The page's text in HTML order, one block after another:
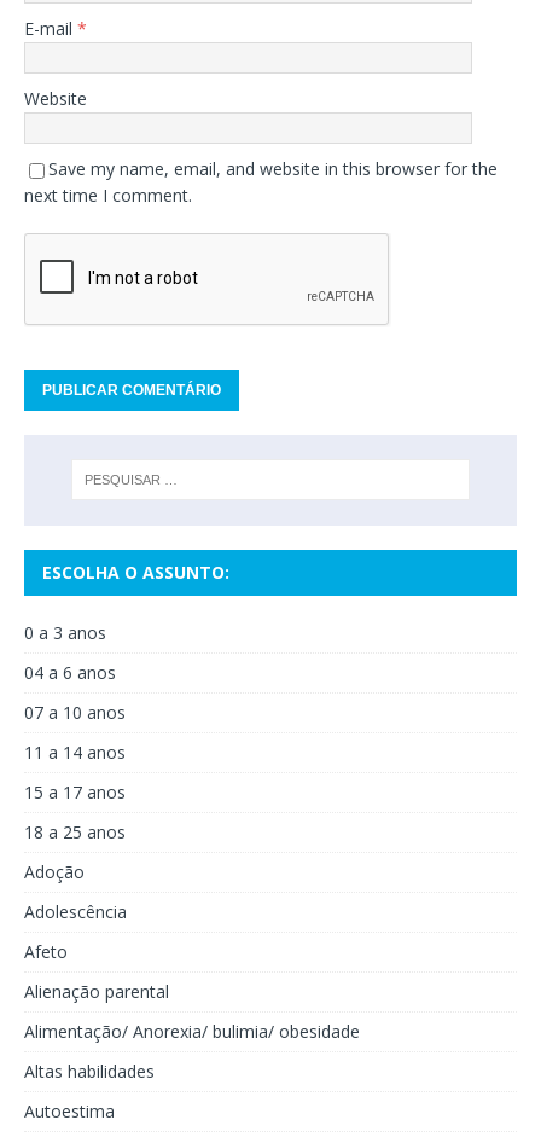
E-mail *
Website
Save my name, email, and website in this browser for the
next time I comment.
ESCOLHA O ASSUNTO:
0 a 3 anos
04 a 6 anos
07 a 10 anos
11 a 14 anos
15 a 17 anos
18 a 25 anos
Adoção
Adolescência
Afeto
Alienação parental
Alimentação/ Anorexia/ bulimia/ obesidade
Altas habilidades
Autoestima